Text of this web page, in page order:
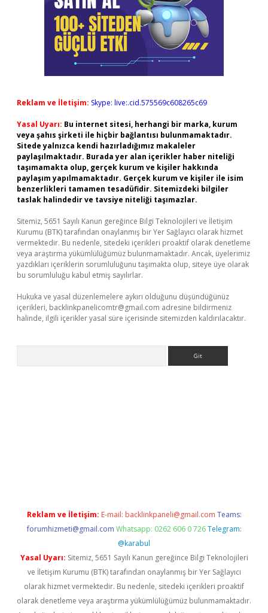
Reklam ve İletişim: Skype: live:.cid.575569c608265c69
Yasal Uyarı: Bu internet sitesi, herhangi bir marka, kurum
veya şahıs şirketi ile hiçbir bağlantısı bulunmamaktadır.
Sitede yalnızca kendi hazırladığımız makaleler
paylaşılmaktadır. Burada yer alan içerikler haber niteliği
taşımamakta olup, gerçek kurum ve kişiler hakkında
paylaşım yapılmamaktadır. Gerçek kurum ve kişiler ile isim
benzerlikleri tamamen tesadüfidir. Sitemizdeki bilgiler
taslak halindedir ve tavsiye niteliği taşımazlar.
Sitemiz, 5651 Sayılı Kanun gereğince Bilgi Teknolojileri ve İletişim
Kurumu (BTK) tarafından onaylanmış bir Yer Sağlayıcı olarak hizmet
vermektedir. Bu nedenle, sitedeki içerikleri proaktif olarak denetleme
veya araştırma yükümlülüğümüz bulunmamaktadır. Ancak, üyelerimiz
yazdıkları içeriklerin sorumluluğunu taşımakta olup, siteye üye olarak
bu sorumluluğu kabul etmiş sayılırlar.
Hukuka ve yasal düzenlemelere aykırı olduğunu düşündüğünüz
içerikleri, backlinkpanelicomtr@gmail.com adresine bildirmeniz
halinde, ilgili içerikler yasal süre içerisinde sitemizden kaldırılacaktır.
Reklam ve İletişim: E-mail: backlinkpaneli@gmail.com Teams:
forumhizmeti@gmail.com Whatsapp: 0262 606 0 726 Telegram:
@karabul
Yasal Uyarı: Sitemiz, 5651 Sayılı Kanun gereğince Bilgi Teknolojileri
ve İletişim Kurumu (BTK) tarafından onaylanmış bir Yer Sağlayıcı
olarak hizmet vermektedir. Bu nedenle, sitedeki içerikleri proaktif
olarak denetleme veya araştırma yükümlülüğümüz bulunmamaktadır.